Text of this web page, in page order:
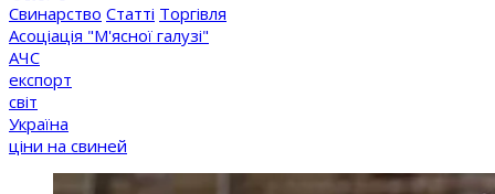
Свинарство Статті Торгівля
Асоціація "М'ясної галузі"
АЧС
експорт
світ
Україна
ціни на свиней